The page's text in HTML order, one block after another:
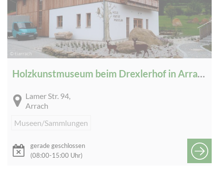
© tiarrach
Holzkunstmuseum beim Drexlerhof in Arrach
Lamer Str. 94,
Arrach
Museen/Sammlungen
gerade geschlossen
(08:00-15:00 Uhr)